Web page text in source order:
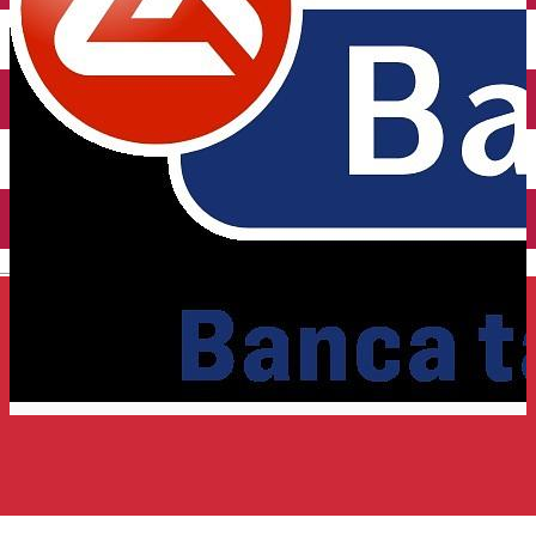
Închirieri auto
Închirieri de biciclete